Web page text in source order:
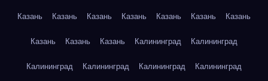
Казань Казань Казань Казань Казань Казань Казань
Казань Казань Казань Калининград Калининград
Калининград Калининград Калининград Калининград